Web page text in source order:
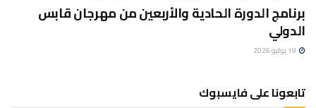
برنامج الدورة الحادية والأربعين من مهرجان قابس
الدولي
تابعونا على فايسبوك